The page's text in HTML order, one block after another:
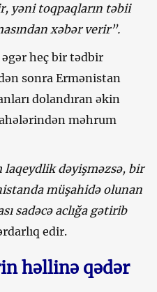
yəni toqpaqların təbii
xəbər verir”.
heç bir tədbir
sonra Ermənistan
dolandıran əkin
məhrum
laqeydlik dəyişməzsə, bir
müşahidə olunan
sadəcə aclığa gətirib
edir.
həllinə qədər